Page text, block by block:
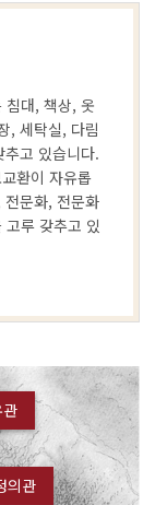
침대, 책상, 옷
, 세탁실, 다림
고 있습니다.
환이 자유롭
문화, 전문화
루 갖추고 있
의관